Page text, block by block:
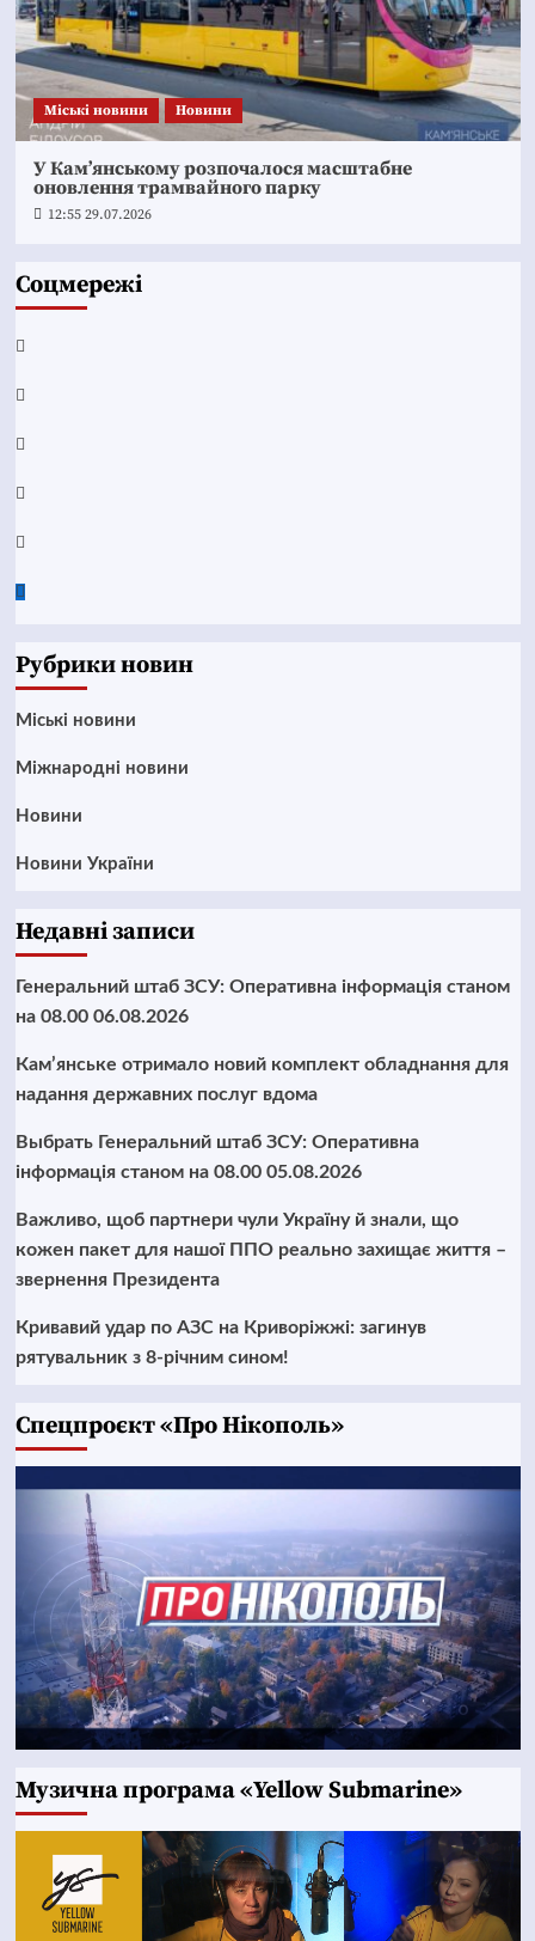
Mіські новини Новини
У Кам’янському розпочалося масштабне
оновлення трамвайного парку
12:55 29.07.2026
Соцмережі
Facebook
YouTube
Telegram
Instagram
Twitter
Google
Рубрики новин
Mіські новини
Міжнародні новини
Новини
Новини України
Недавні записи
Генеральний штаб ЗСУ: Оперативна інформація станом
на 08.00 06.08.2026
Кам’янське отримало новий комплект обладнання для
надання державних послуг вдома
Выбрать Генеральний штаб ЗСУ: Оперативна
інформація станом на 08.00 05.08.2026
Важливо, щоб партнери чули Україну й знали, що
кожен пакет для нашої ППО реально захищає життя –
звернення Президента
Кривавий удар по АЗС на Криворіжжі: загинув
рятувальник з 8-річним сином!
Cпецпроєкт «Про Нікополь»
Музична програма «Yellow Submarine»